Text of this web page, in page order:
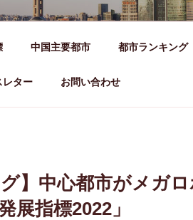
中国主要都市 都市ランキング
レター お問い合わせ
グ】中心都市がメガ
展指標2022」